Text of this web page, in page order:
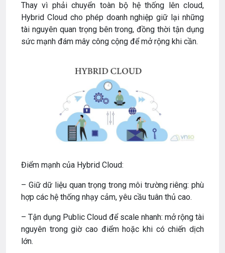
Thay vì phải chuyển toàn bộ hệ thống lên cloud,
Hybrid Cloud cho phép doanh nghiệp giữ lại những
tài nguyên quan trọng bên trong, đồng thời tận dụng
sức mạnh đám mây công cộng để mở rộng khi cần.
Điểm mạnh của Hybrid Cloud:
– Giữ dữ liệu quan trọng trong môi trường riêng: phù
hợp các hệ thống nhạy cảm, yêu cầu tuân thủ cao.
– Tận dụng Public Cloud để scale nhanh: mở rộng tài
nguyên trong giờ cao điểm hoặc khi có chiến dịch
lớn.